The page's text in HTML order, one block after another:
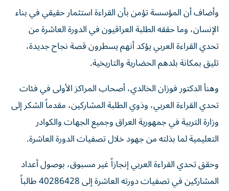
وأضاف أن المؤسسة تؤمن بأن القراءة استثمار حقيقي في بناء
الإنسان، وما حققه الطلبة العراقيون في الدورة العاشرة من
تحدي القراءة العربي يؤكد أنهم يسطرون قصة نجاح جديدة،
تليق بمكانة بلدهم الحضارية والتاريخية.
وهنأ الدكتور فوزان الخالدي، أصحاب المراكز الأولى في فئات
تحدي القراءة العربي، وذوي الطلبة المشاركين، مقدماً الشكر إلى
وزارة التربية في جمهورية العراق وجميع الجهات والكوادر
التعليمية لما بذلته من جهود خلال تصفيات الدورة العاشرة.
وحقق تحدي القراءة العربي إنجازاً غير مسبوق، بوصول أعداد
المشاركين في تصفيات دورته العاشرة إلى 40286428 طالباً